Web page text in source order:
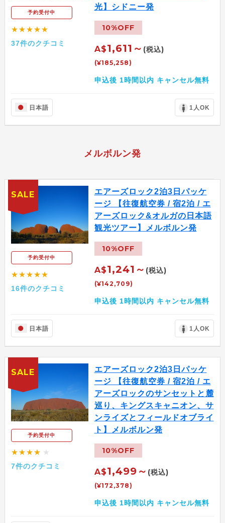
予約受付中
★★★★★
37件のクチコミ
光】シドニー発
10%OFF
A$1,611～ (税込)
(¥185,258)
申込後 1時間以内 キャンセル無料
日本語 1人OK
メルボルン発
予約受付中
★★★★★
16件のクチコミ
エアーズロック2泊3日パッケ
ージ 【往復航空券 / 宿2泊 / エ
アーズロック&オルガの日本語
観光ツアー】メルボルン発
10%OFF
A$1,241～ (税込)
(¥142,709)
申込後 1時間以内 キャンセル無料
日本語 1人OK
SALE
予約受付中
★★★★ ★
7件のクチコミ
エアーズロック2泊3日パッケ
ージ 【往復航空券 / 宿2泊 / エ
アーズロックのサンセットと麓
巡り、キングスキャニオン、サ
ンライズとフィールドオブライ
ト】メルボルン発
10%OFF
A$1,499～ (税込)
(¥172,378)
申込後 1時間以内 キャンセル無料
SALE